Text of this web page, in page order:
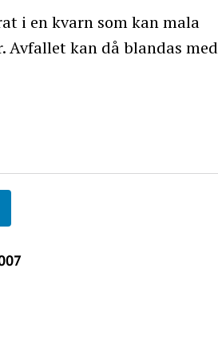
i en kvarn som kan mala
kan då blandas med